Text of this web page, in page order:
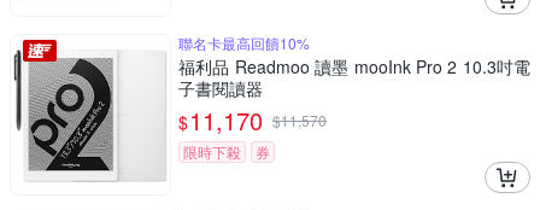
聯名卡最高回饋10%
福利品 Readmoo 讀墨 mooInk Pro 2 10.3吋電
子書閱讀器
$11,170 $11,570
限時下殺
券